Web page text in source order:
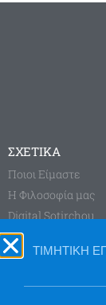
ΣΧΕΤΙΚΑ
Ποιοι Είμαστε
Η Φιλοσοφία μας
Digital Sotirchou
Sotirchou Learning
Blog ΤΙΜΗΤΙΚΗ